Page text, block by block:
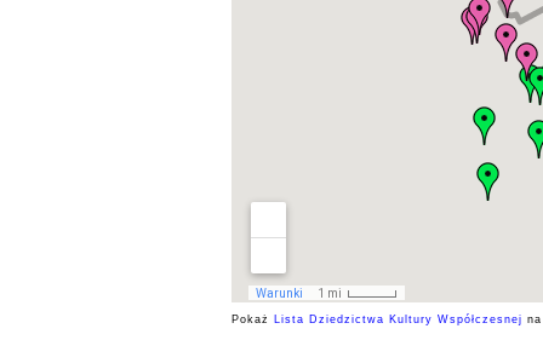
Pokaż Lista Dziedzictwa Kultury Współczesnej